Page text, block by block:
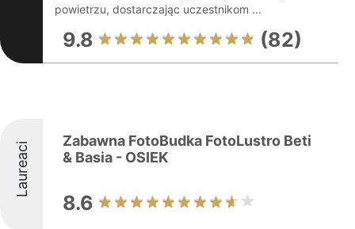
powietrzu, dostarczając uczestnikom ...
9.8 (82)
Laureaci
Zabawna FotoBudka FotoLustro Beti
& Basia - OSIEK
8.6